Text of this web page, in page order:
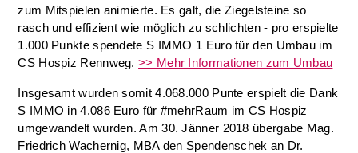
zum Mitspielen animierte. Es galt, die Ziegelsteine so
rasch und effizient wie möglich zu schlichten - pro erspielte
1.000 Punkte spendete S IMMO 1 Euro für den Umbau im
CS Hospiz Rennweg.>> Mehr Informationen zum Umbau
Insgesamt wurden somit 4.068.000 Punte erspielt die Dank
S IMMO in 4.086 Euro für #mehrRaum im CS Hospiz
umgewandelt wurden. Am 30. Jänner 2018 übergabe Mag.
Friedrich Wachernig, MBA den Spendenschek an Dr.